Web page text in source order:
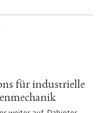
für industrielle